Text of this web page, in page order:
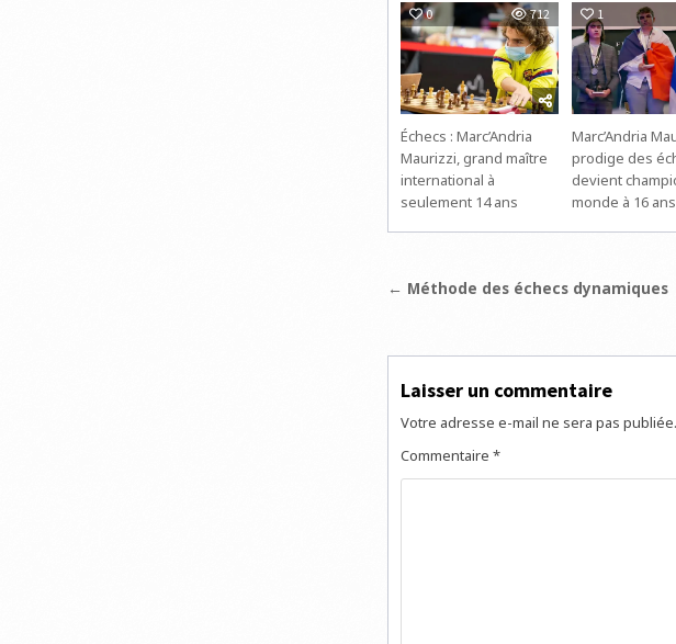
0 712
Échecs : Marc’Andria
Maurizzi, grand maître
international à
seulement 14 ans
1
Marc’Andria
prodige des
devient
monde à 16 ans
Navigation
l’article
← Méthode des échecs dynamiques
Laisser un commentaire
Votre adresse e-mail ne sera pas publiée.
Commentaire *